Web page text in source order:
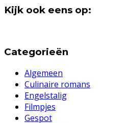
Kijk ook eens op:
Categorieën
Algemeen
Culinaire romans
Engelstalig
Filmpjes
Gespot